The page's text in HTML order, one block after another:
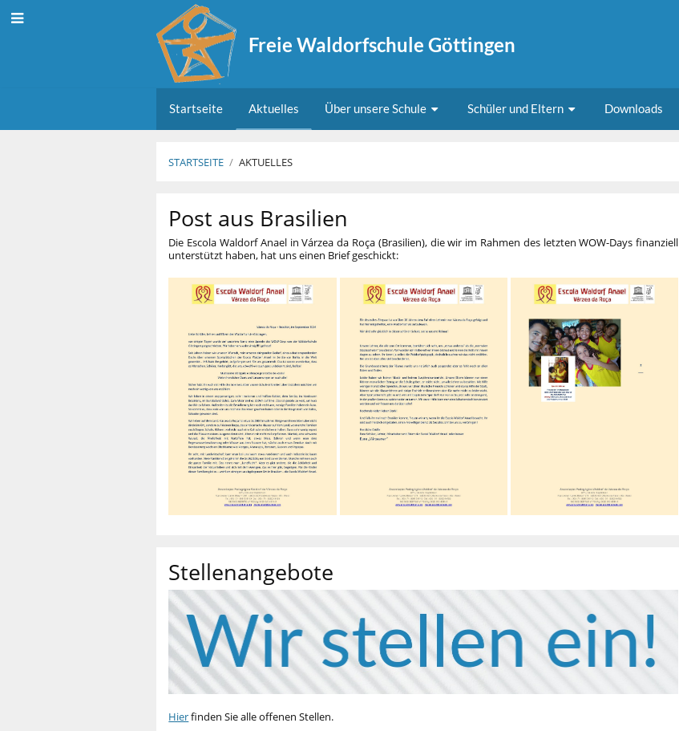
Freie Waldorfschule Göttingen
Startseite Aktuelles Über unsere Schule Schüler und Eltern Downloads
STARTSEITE / AKTUELLES
Aktuelles
Post aus Brasilien
Die Escola Waldorf Anael in Várzea da Roça (Brasilien), die wir im Rahmen des letzten WOW-Days finanziell
unterstützt haben, hat uns einen Brief geschickt:
Stellenangebote
Hierfinden Sie alle offenen Stellen.